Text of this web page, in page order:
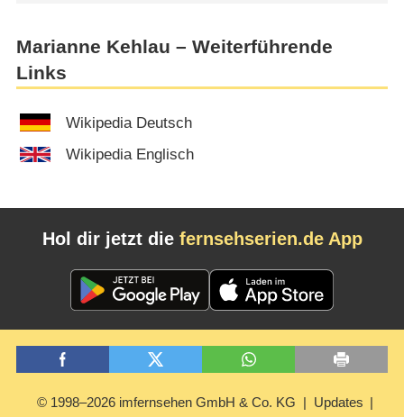
Marianne Kehlau – Weiterführende
Links
Wikipedia Deutsch
Wikipedia Englisch
Hol dir jetzt die fernsehserien.de App
© 1998–2026 imfernsehen GmbH & Co. KG Updates